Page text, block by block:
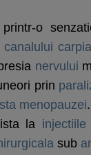
printr-o
canalului
nervului
prin
menopauzei.
la injectiile
sub